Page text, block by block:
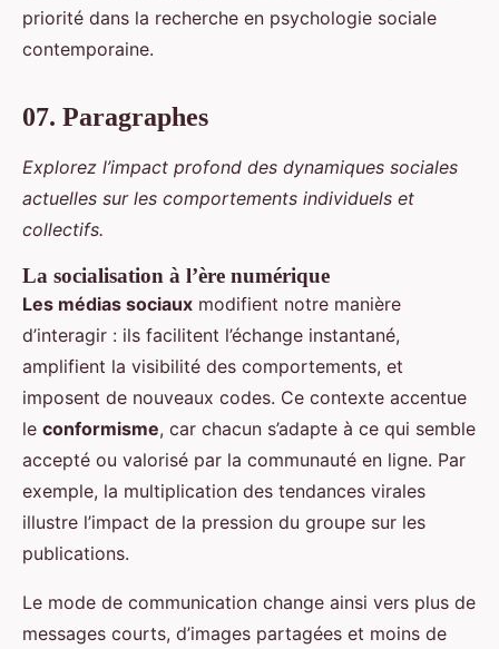
priorité dans la recherche en psychologie sociale
contemporaine.
07. Paragraphes
Explorez l’impact profond des dynamiques sociales
actuelles sur les comportements individuels et
collectifs.
La socialisation à l’ère numérique
Les médias sociaux modifient notre manière
d’interagir : ils facilitent l’échange instantané,
amplifient la visibilité des comportements, et
imposent de nouveaux codes. Ce contexte accentue
le conformisme, car chacun s’adapte à ce qui semble
accepté ou valorisé par la communauté en ligne. Par
exemple, la multiplication des tendances virales
illustre l’impact de la pression du groupe sur les
publications.
Le mode de communication change ainsi vers plus de
messages courts, d’images partagées et moins de